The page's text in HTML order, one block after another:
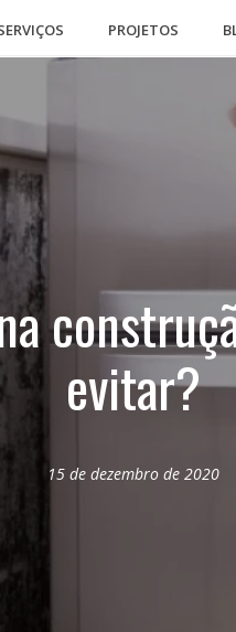
PROJETOS
evitar?
15 de dezembro de 2020